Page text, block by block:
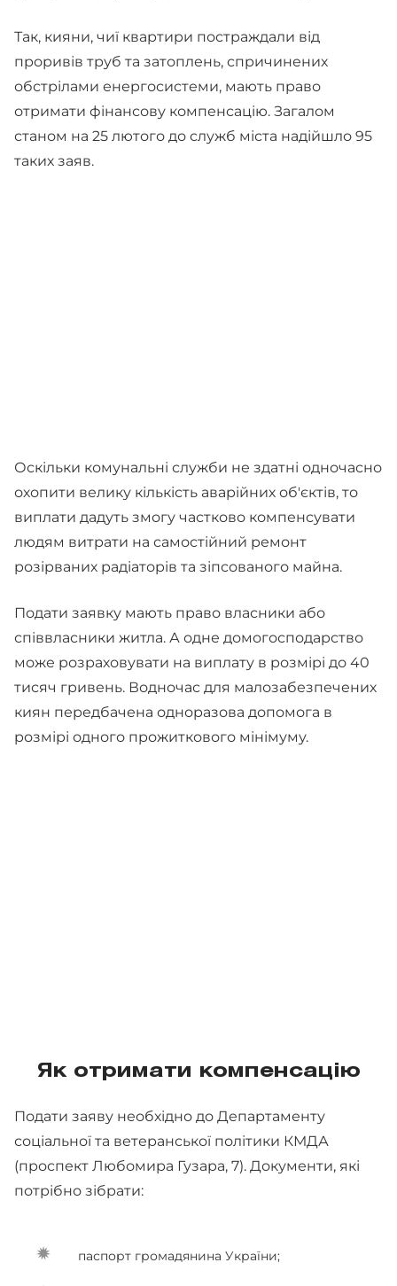
Так, кияни, чиї квартири постраждали від
проривів труб та затоплень, спричинених
обстрілами енергосистеми, мають право
отримати фінансову компенсацію. Загалом
станом на 25 лютого до служб міста надійшло 95
таких заяв.
Оскільки комунальні служби не здатні одночасно
охопити велику кількість аварійних об'єктів, то
виплати дадуть змогу частково компенсувати
людям витрати на самостійний ремонт
розірваних радіаторів та зіпсованого майна.
Подати заявку мають право власники або
співвласники житла. А одне домогосподарство
може розраховувати на виплату в розмірі до 40
тисяч гривень. Водночас для малозабезпечених
киян передбачена одноразова допомога в
розмірі одного прожиткового мінімуму.
Як отримати компенсацію
Подати заяву необхідно до Департаменту
соціальної та ветеранської політики КМДА
(проспект Любомира Гузара, 7). Документи, які
потрібно зібрати:
паспорт громадянина України;